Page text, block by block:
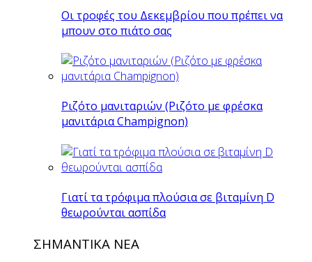
Οι τροφές του Δεκεμβρίου που πρέπει να
μπουν στο πιάτο σας
Ριζότο μανιταριών (Ριζότο με φρέσκα
μανιτάρια Champignon)
Γιατί τα τρόφιμα πλούσια σε βιταμίνη D
θεωρούνται ασπίδα
ΣΗΜΑΝΤΙΚΑ ΝΕΑ